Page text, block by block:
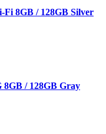
Fi 8GB / 128GB Silver
8GB / 128GB Gray